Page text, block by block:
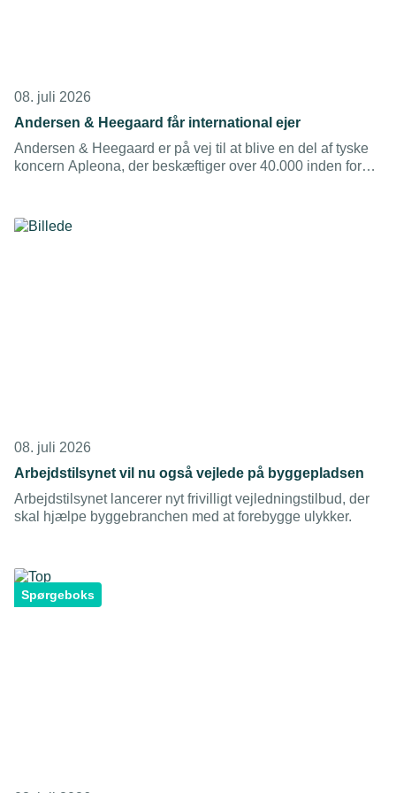
08. juli 2026
Andersen & Heegaard får international ejer
Andersen & Heegaard er på vej til at blive en del af tyske
koncern Apleona, der beskæftiger over 40.000 inden for
08. juli 2026
Arbejdstilsynet vil nu også vejlede på byggepladsen
Arbejdstilsynet lancerer nyt frivilligt vejledningstilbud, der
skal hjælpe byggebranchen med at forebygge ulykker.
Spørgeboks